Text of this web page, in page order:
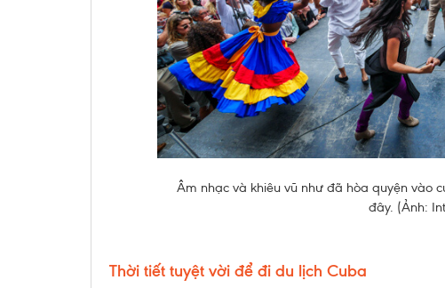
Âm nhạc và khiêu vũ như đã hòa quyện vào
đây. (Ảnh:
Thời tiết tuyệt vời để đi du lịch Cuba